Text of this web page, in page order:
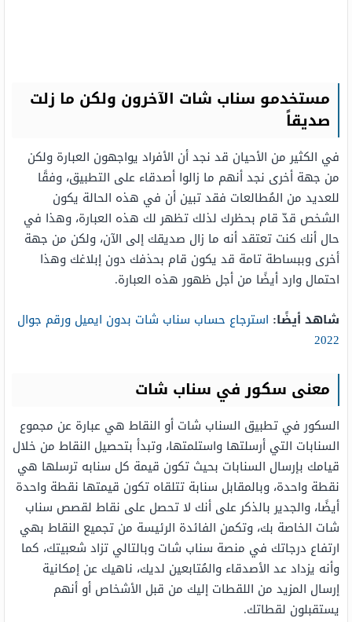
مستخدمو سناب شات الآخرون ولكن ما زلت
صديقاً
في الكثير من الأحيان قد نجد أن الأفراد يواجهون العبارة ولكن
من جهة أخرى نجد أنهم ما زالوا أصدقاء على التطبيق، وفقًا
للعديد من المُطالعات فقد تبين أن في هذه الحالة يكون
الشخص قدّ قام بحظرك لذلك تظهر لك هذه العبارة، وهذا في
حال أنك كنت تعتقد أنه ما زال صديقك إلى الآن، ولكن من جهة
أخرى وببساطة تامة قد يكون قام بحذفك دون إبلاغك وهذا
احتمال وارد أيضًا من أجل ظهور هذه العبارة.
شاهد أيضًا: استرجاع حساب سناب شات بدون ايميل ورقم جوال
2022
معنى سكور في سناب شات
السكور في تطبيق السناب شات أو النقاط هي عبارة عن مجموع
السنابات التي أرسلتها واستلمتها، وتبدأ بتحصيل النقاط من خلال
قيامك بإرسال السنابات بحيث تكون قيمة كل سنابه ترسلها هي
نقطة واحدة، وبالمقابل سنابة تتلقاه تكون قيمتها نقطة واحدة
أيضًا، والجدير بالذكر على أنك لا تحصل على نقاط لقصص سناب
شات الخاصة بك، وتكمن الفائدة الرئيسة من تجميع النقاط بهي
ارتفاع درجاتك في منصة سناب شات وبالتالي تزاد شعبيتك، كما
وأنه يزداد عد الأصدقاء والمُتابعين لديك، ناهيك عن إمكانية
إرسال المزيد من اللقطات إليك من قبل الأشخاص أو أنهم
يستقبلون لقطاتك.